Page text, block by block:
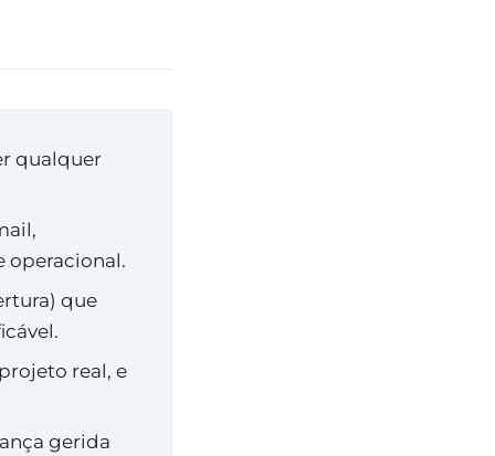
qualquer
operacional.
que
real, e
gerida